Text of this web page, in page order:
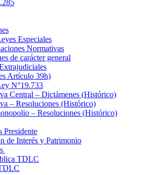
Especiales
Normativas
de carácter general
Artículo 39h)
N°19.733
Central – Dictámenes (Histórico)
– Resoluciones (Histórico)
– Resoluciones (Histórico)
Presidente
de Interés y Patrimonio
TDLC